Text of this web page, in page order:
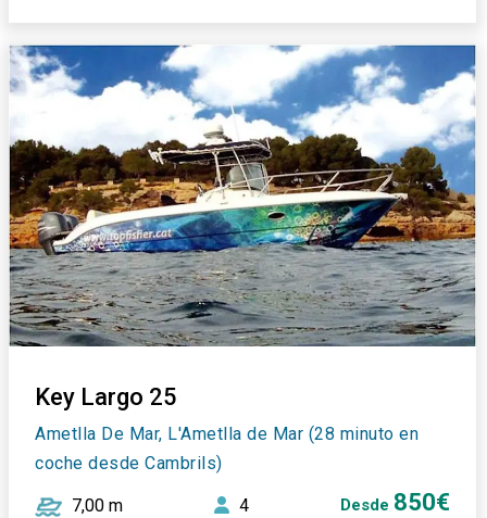
Key Largo 25
Ametlla De Mar, L'Ametlla de Mar (28 minuto en
coche desde Cambrils)
7,00 m 4 Desde 850€